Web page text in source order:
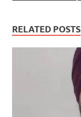
RELATED POSTS